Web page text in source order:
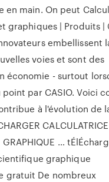
en main. On peut
graphiques | Produits |
embellissent
voies et sont des
économie - surtout
par CASIO. Voici
à l'évolution de
CALCULATRICE
GRAPHIQUE …
graphique
gratuit De nombreux